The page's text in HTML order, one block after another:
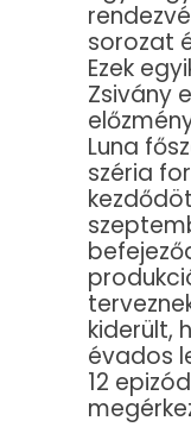
sorozat
Ezek
Zsivány
Luna
széria
kiderült,
évados
12